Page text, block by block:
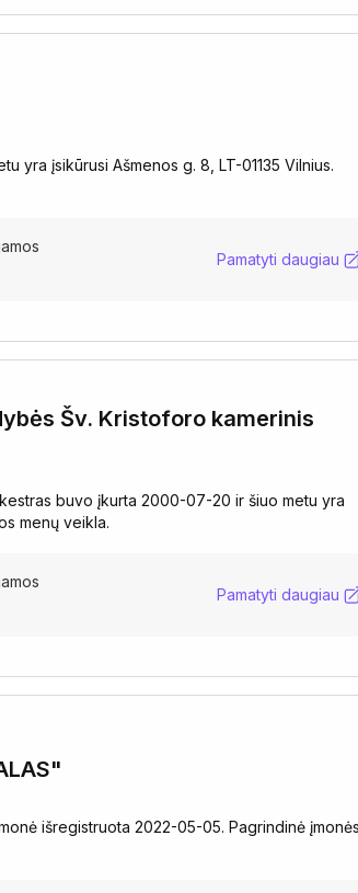
yra įsikūrusi Ašmenos g. 8, LT-01135 Vilnius.
Pamatyti daugiau
Šv. Kristoforo kamerinis
buvo įkurta 2000-07-20 ir šiuo metu yra
menų veikla.
Pamatyti daugiau
išregistruota 2022-05-05. Pagrindinė